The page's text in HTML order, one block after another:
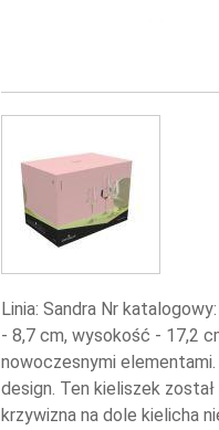
Linia: Sandra Nr
- 8,7 cm, wysokość - 17,2
nowoczesnymi
design. Ten kieliszek
krzywizna na dole kielicha